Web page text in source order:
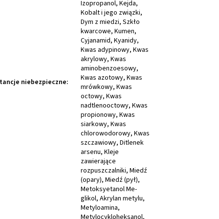
niebezpieczne: